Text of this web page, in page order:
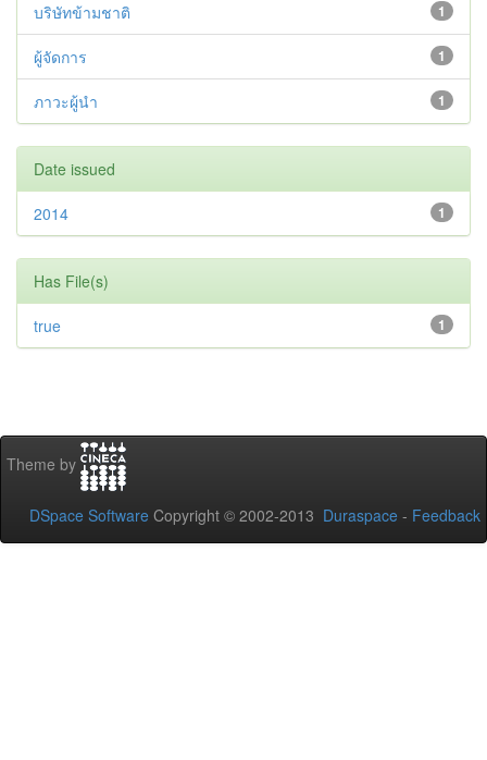
1
บริษัทข้ามชาติ
1
ผู้จัดการ
1
ภาวะผู้นำ
Date issued
1
2014
Has File(s)
1
true
Theme by
DSpace Software Copyright © 2002-2013 Duraspace - Feedback